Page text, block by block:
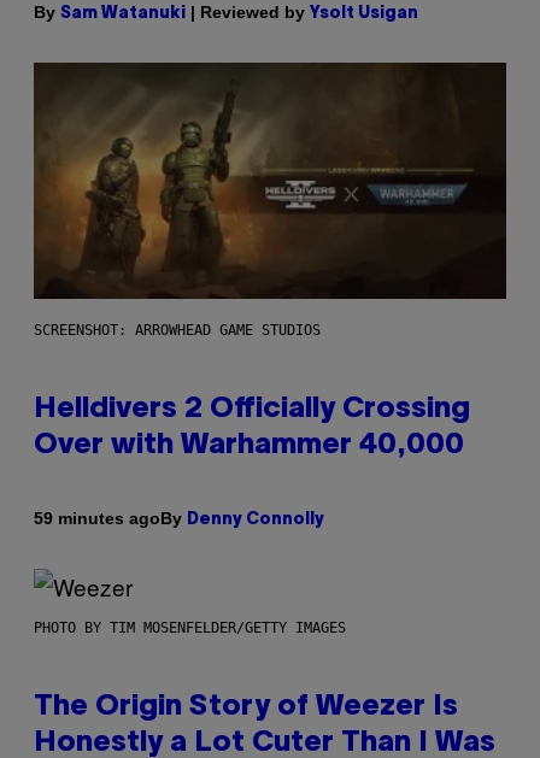
By Sam Watanuki | Reviewed by Ysolt Usigan
SCREENSHOT: ARROWHEAD GAME STUDIOS
Helldivers 2 Officially Crossing
Over with Warhammer 40,000
59 minutes agoBy Denny Connolly
PHOTO BY TIM MOSENFELDER/GETTY IMAGES
The Origin Story of Weezer Is
Honestly a Lot Cuter Than I Was